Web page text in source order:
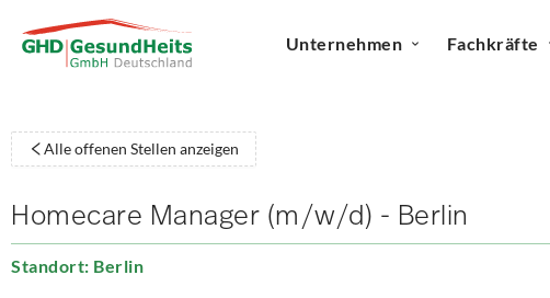
Unternehmen Fachkräfte
Alle offenen Stellen anzeigen
Homecare Manager (m/w/d) - Berlin
Standort: Berlin